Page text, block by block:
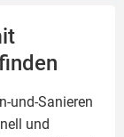
und-Sanieren
und